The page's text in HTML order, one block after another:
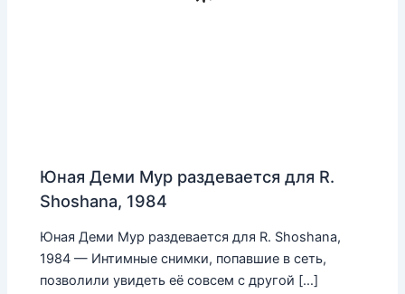
Юная Деми Мур раздевается для R.
Shoshana, 1984
Юная Деми Мур раздевается для R. Shoshana,
1984 — Интимные снимки, попавшие в сеть,
позволили увидеть её совсем с другой […]